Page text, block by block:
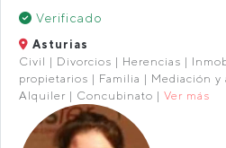
Verificado
Asturias
Civil | Divorcios | Herencias |
propietarios | Familia | Mediación y
Alquiler | Concubinato | Ver más